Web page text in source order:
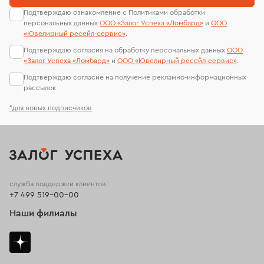
*для новых подписчиков
Подтверждаю ознакомление с Политиками обработки
персональных данных ООО «Залог Успеха «Ломбард» и ООО
«Ювелирный ресейл-сервиc».
Подтверждаю согласия на обработку персональных данных ООО
«Залог Успеха «Ломбард» и ООО «Ювелирный ресейл-сервиc».
Подтверждаю согласие на получение рекламно-информационных
рассылок
служба поддержки клиентов:
+7 499 519-00-00
Наши филиалы